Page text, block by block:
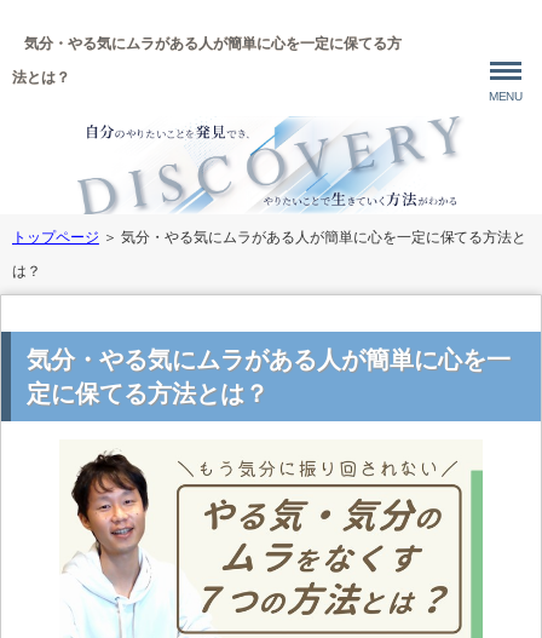
気分・やる気にムラがある人が簡単に心を一定に保てる方
法とは？
MENU
トップページ ＞ 気分・やる気にムラがある人が簡単に心を一定に保てる方法と
は？
気分・やる気にムラがある人が簡単に心を一
定に保てる方法とは？